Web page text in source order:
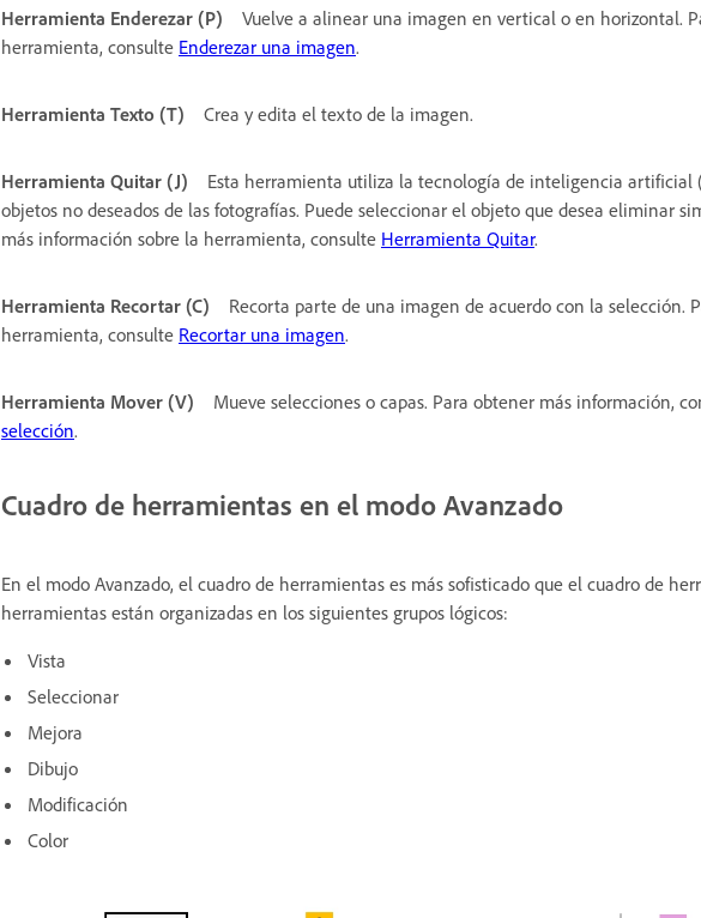
Herramienta Enderezar (P)
Vuelve a alinear una imagen en vertical o en horizontal.
herramienta, consulte Enderezar una imagen.
Herramienta Texto (T) Crea y edita el texto de la imagen.
Herramienta Quitar (J)
Esta herramienta utiliza la tecnología de inteligencia
objetos no deseados de las fotografías. Puede seleccionar el objeto que desea eliminar
más información sobre la herramienta, consulte Herramienta Quitar.
Herramienta Recortar (C)
Recorta parte de una imagen de acuerdo con la selección.
herramienta, consulte Recortar una imagen.
Herramienta Mover (V) Mueve selecciones o capas. Para obtener más información,
selección.
Cuadro de herramientas en el modo Avanzado
En el modo Avanzado, el cuadro de herramientas es más sofisticado que el cuadro de
herramientas están organizadas en los siguientes grupos lógicos:
Vista
Seleccionar
Mejora
Dibujo
Modificación
Color